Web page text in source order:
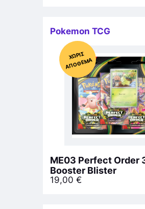
Pokemon TCG
Χ
ΩΡΊΣ
Α
Π
Ό
ΘΕ
ΜΑ
ME03 Perfect Order
Booster Blister
19,00 €